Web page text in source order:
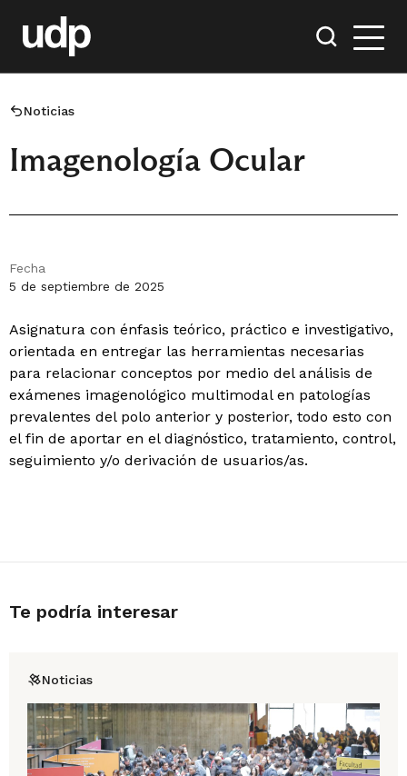
Noticias
Imagenología Ocular
Fecha
5 de septiembre de 2025
Asignatura con énfasis teórico, práctico e investigativo,
orientada en entregar las herramientas necesarias
para relacionar conceptos por medio del análisis de
exámenes imagenológico multimodal en patologías
prevalentes del polo anterior y posterior, todo esto con
el fin de aportar en el diagnóstico, tratamiento, control,
seguimiento y/o derivación de usuarios/as.
Te podría interesar
Noticias